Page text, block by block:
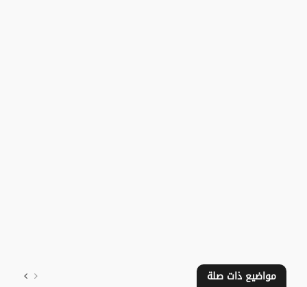
مواضيع ذات صلة